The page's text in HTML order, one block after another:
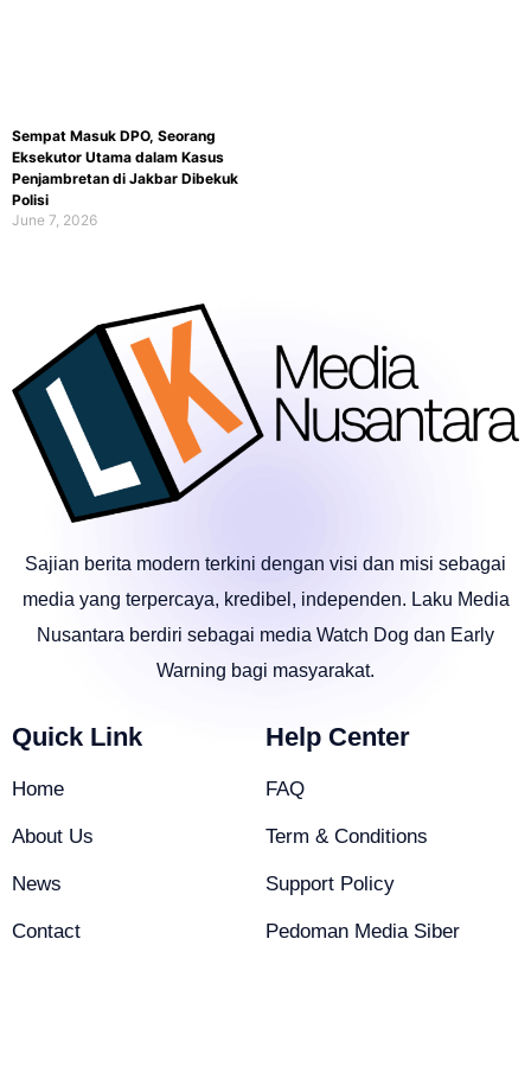
Sempat Masuk DPO, Seorang
Eksekutor Utama dalam Kasus
Penjambretan di Jakbar Dibekuk
Polisi
June 7, 2026
Sajian berita modern terkini dengan visi dan misi sebagai
media yang terpercaya, kredibel, independen. Laku Media
Nusantara berdiri sebagai media Watch Dog dan Early
Warning bagi masyarakat.
Quick Link
Home
About Us
News
Contact
Help Center
FAQ
Term & Conditions
Support Policy
Pedoman Media Siber